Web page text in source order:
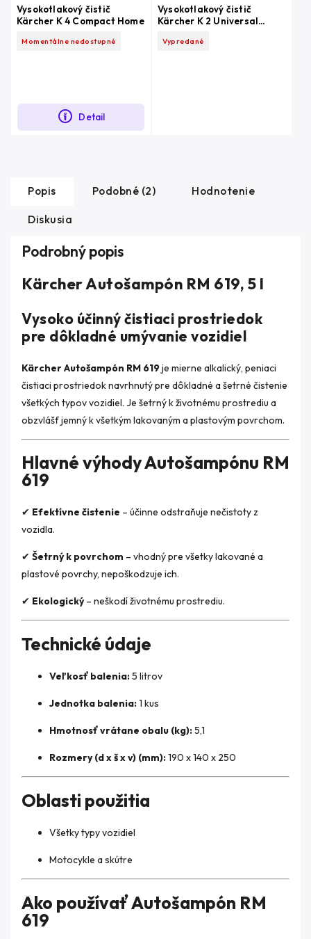
Vysokotlakový čistič
Kärcher K 4 Compact Home
Momentálne nedostupné
Detail
Vysokotlakový čistič
Kärcher K 2 Universal
Vypredané
Popis Podobné (2) Hodnotenie
Diskusia
Podrobný popis
Kärcher Autošampón RM 619, 5 l
Vysoko účinný čistiaci prostriedok
pre dôkladné umývanie vozidiel
Kärcher Autošampón RM 619je mierne alkalický, peniaci
čistiaci prostriedok navrhnutý pre dôkladné a šetrné čistenie
všetkých typov vozidiel. Je šetrný k životnému prostrediu a
obzvlášť jemný k všetkým lakovaným a plastovým povrchom.
Hlavné výhody Autošampónu RM
619
✔ Efektívne čistenie – účinne odstraňuje nečistoty z
vozidla.
✔ Šetrný k povrchom – vhodný pre všetky lakované a
plastové povrchy, nepoškodzuje ich.
✔ Ekologický– neškodí životnému prostrediu.
Technické údaje
Veľkosť balenia:5 litrov
Jednotka balenia:1 kus
Hmotnosť vrátane obalu (kg):5,1
Rozmery (d x š x v) (mm):190 x 140 x 250
Oblasti použitia
Všetky typy vozidiel
Motocykle a skútre
Ako používať Autošampón RM
619